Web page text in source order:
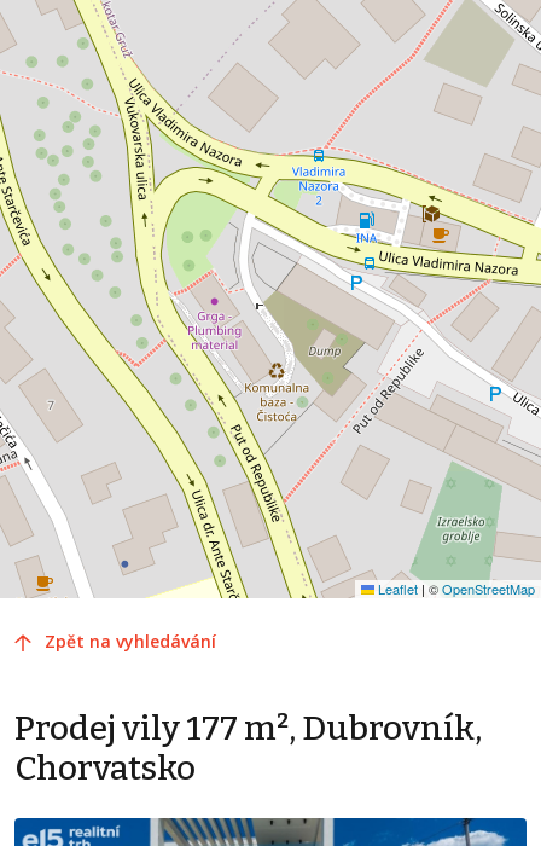
Leaflet | ©OpenStreetMap
Zpět na vyhledávání
Prodej vily 177 m², Dubrovník,
Chorvatsko